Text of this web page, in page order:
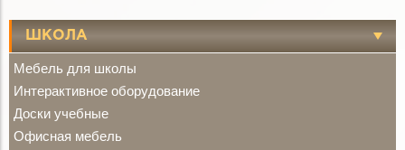
ШКОЛА
Мебель для школы
Интерактивное оборудование
Доски учебные
Офисная мебель